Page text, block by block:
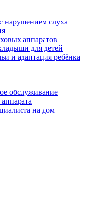
нарушением слуха
аппаратов
для детей
и адаптация ребёнка
обслуживание
на дом